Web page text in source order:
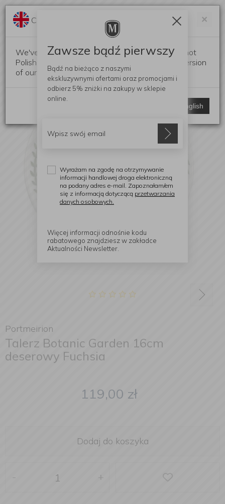
Portmeirion
Talerz Botanic Garden 16cm
deserowy Fuchsia
119,00 zł
Dodaj do koszyka
+
×
Change language?
We've detected that your browser language is not
Polish. Would you like to switch to the English version
of our website?
Switch to English
Zawsze bądź pierwszy
Bądź na bieżąco z naszymi
ekskluzywnymi ofertami oraz promocjami i
odbierz 5% zniżki na zakupy w sklepie
online.
Wyrażam na zgodę na otrzymywanie
informacji handlowej droga elektroniczną
na podany adres e-mail. Zapoznałam/em
się z informacją dotyczącą przetwarzania
danych osobowych.
Więcej informacji odnośnie kodu
rabatowego znajdziesz w zakładce
Aktualności Newsletter.